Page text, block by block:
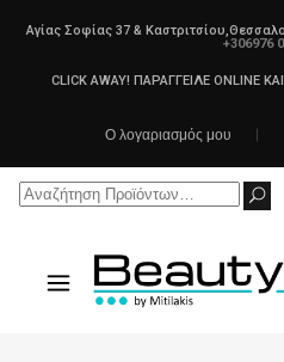
Αγίας Σοφίας 37 &
+306976
CLICK AWAY! ΠΑΡΑΓΓΕΙΛΕ
Ο λογαριασμός μου
Search